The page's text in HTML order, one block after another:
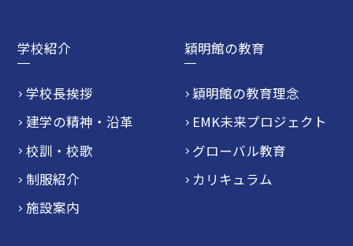
学校紹介
学校長挨拶
建学の精神・沿革
校訓・校歌
制服紹介
施設案内
穎明館の教育
穎明館の教育理念
EMK未来プロジェクト
グローバル教育
カリキュラム